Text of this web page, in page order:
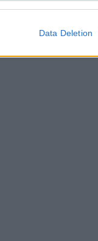
Data Deletion
Σίνδο